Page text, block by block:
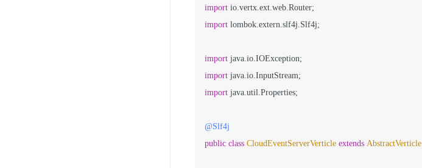
import
import lombok.extern.slf4j.Slf4j;
import
import
import java.util.Properties;
@Slf4j
public class CloudEventServerVerticle extends AbstractVerticle